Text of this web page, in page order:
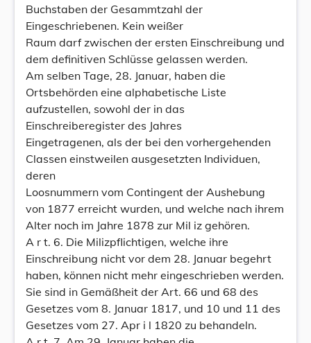
Buchstaben der Gesammtzahl der
Eingeschriebenen. Kein weißer
Raum darf zwischen der ersten Einschreibung und
dem definitiven Schlüsse gelassen werden.
Am selben Tage, 28. Januar, haben die
Ortsbehörden eine alphabetische Liste
aufzustellen, sowohl der in das
Einschreiberegister des Jahres
Eingetragenen, als der bei den vorhergehenden
Classen einstweilen ausgesetzten Individuen,
deren
Loosnummern vom Contingent der Aushebung
von 1877 erreicht wurden, und welche nach ihrem
Alter noch im Jahre 1878 zur Mil iz gehören.
A r t. 6. Die Milizpflichtigen, welche ihre
Einschreibung nicht vor dem 28. Januar begehrt
haben, können nicht mehr eingeschrieben werden.
Sie sind in Gemäßheit der Art. 66 und 68 des
Gesetzes vom 8. Januar 1817, und 10 und 11 des
Gesetzes vom 27. Apr i l 1820 zu behandeln.